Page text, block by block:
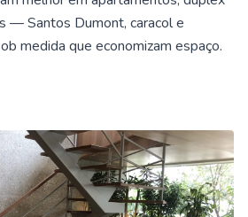
— Santos Dumont, caracol e
medida que economizam espaço.